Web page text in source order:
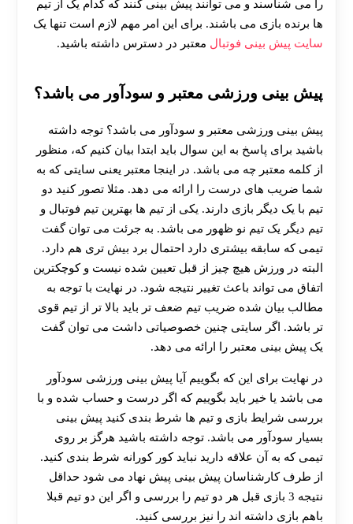
را می شناسند و می توانند پیش بینی کنند که کدام یک از تیم
ها برنده بازی می باشند. برای این امر مهم لازم است تنها یک
سایت پیش بینی فوتبال معتبر در دسترس داشته باشید.
پیش بینی ورزشی معتبر و سودآور می باشد؟
پیش بینی ورزشی معتبر و سودآور می باشد؟ توجه داشته
باشید برای پاسخ به این سوال باید ابتدا بیان کنیم که، منظور
از کلمه معتبر چه می باشد. در اینجا معتبر یعنی سایتی که به
شما ضریب های درست را ارائه می دهد. مثلا تصور کنید دو
تیم با یک دیگر بازی دارند. یکی از تیم ها بهترین تیم فوتبال و
تیم دیگر یک تیم نو ظهور می باشد. به جرئت می توان گفت
تیمی که سابقه بیشتری دارد احتمال برد بیش تری هم دارد.
البته در ورزش هیچ چیز از قبل تعیین شده نیست و کوچکترین
اتفاق می تواند باعث تغییر نتیجه شود. در نهایت با توجه به
مطالب بیان شده ضریب تیم ضعف تر باید بالا تر از تیم قوی
تر باشد. اگر سایتی چنین خصوصیاتی داشت می توان گفت
یک پیش بینی معتبر را ارائه می دهد.
در نهایت برای این که بگوییم آیا پیش بینی ورزشی سودآور
می باشد یا خیر باید بگوییم که اگر درست و حساب شده و با
بررسی شرایط بازی و تیم ها شرط بندی کنید پیش بینی
بسیار سودآور می باشد. توجه داشته باشید هرگز بر روی
تیمی که به آن علاقه دارید نباید کور کورانه شرط بندی کنید.
از طرف کارشناسان پیش بینی پیش نهاد می شود حداقل
نتیجه 3 بازی قبل هر دو تیم را بررسی و اگر این دو تیم قبلا
باهم بازی داشته اند را نیز بررسی کنید.